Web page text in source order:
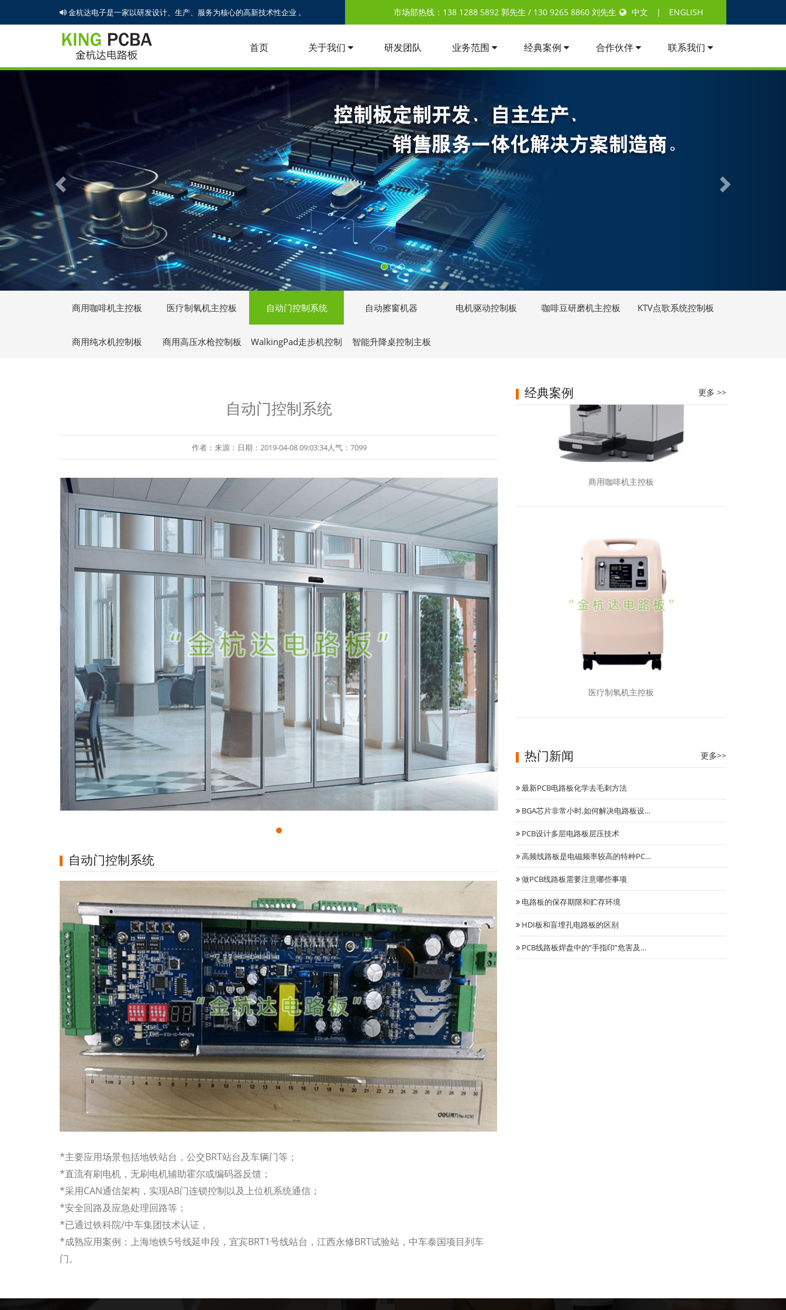
金杭达电子是一家以研发设计、生产、服务为核心的高新技术性企业 。 市场部热线：138 1288 5892 郭先生 / 130 9265 8860 刘先生 中文 | ENGLISH
首页 关于我们 研发团队 业务范围 经典案例 合作伙伴 联系我们
商用咖啡机主控板 医疗制氧机主控板 自动门控制系统 自动擦窗机器 电机驱动控制板 咖啡豆研磨机主控板 KTV点歌系统控制板
商用纯水机控制板 商用高压水枪控制板 WalkingPad走步机控制 智能升降桌控制主板
自动门控制系统
作者：来源：日期：2019-04-08 09:03:34人气：7099
自动门控制系统
*主要应用场景包括地铁站台，公交BRT站台及车辆门等；
*直流有刷电机，无刷电机辅助霍尔或编码器反馈；
*采用CAN通信架构，实现AB门连锁控制以及上位机系统通信；
*安全回路及应急处理回路等；
*已通过铁科院/中车集团技术认证，
*成熟应用案例：上海地铁5号线延申段，宜宾BRT1号线站台，江西永修BRT试验站，中车泰国项目列车
门。
经典案例 更多 >>
自动门控制系统
热门新闻 更多>>
最新PCB电路板化学去毛刺方法
BGA芯片非常小时,如何解决电路板设…
PCB设计多层电路板层压技术
高频线路板是电磁频率较高的特种PC…
做PCB线路板需要注意哪些事项
电路板的保存期限和贮存环境
HDI板和盲埋孔电路板的区别
PCB线路板焊盘中的”手指印”危害及…